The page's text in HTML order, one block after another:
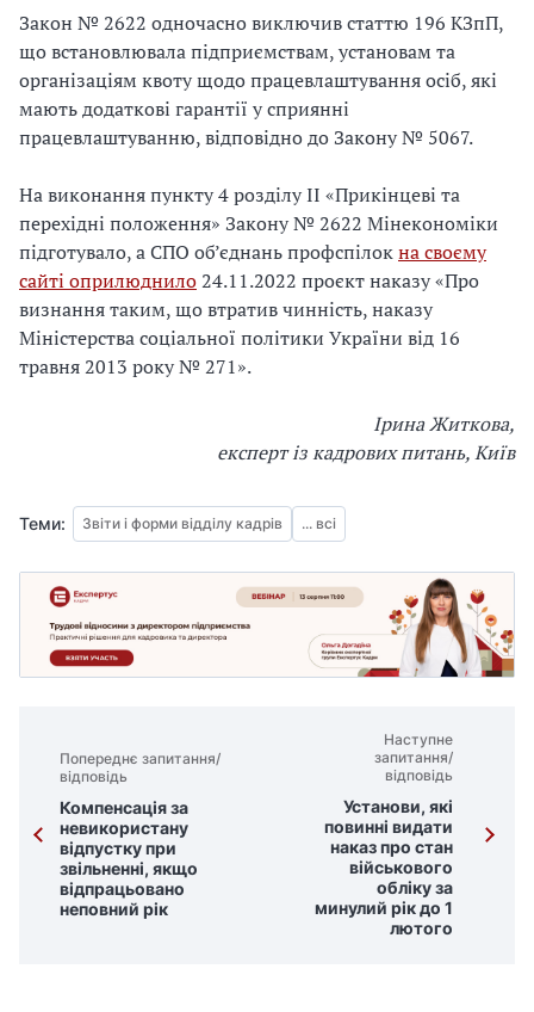
Закон № 2622 одночасно виключив статтю 196 КЗпП,
що встановлювала підприємствам, установам та
організаціям квоту щодо працевлаштування осіб, які
мають додаткові гарантії у сприянні
працевлаштуванню, відповідно до Закону № 5067.
На виконання пункту 4 розділу ІІ «Прикінцеві та
перехідні положення» Закону № 2622 Мінекономіки
підготувало, а СПО об’єднань профспілокна своєму
сайті оприлюднило24.11.2022 проєкт наказу «Про
визнання таким, що втратив чинність, наказу
Міністерства соціальної політики України від 16
травня 2013 року № 271».
Ірина Житкова,
експерт із кадрових питань, Київ
Теми: Звіти і форми відділу кадрів ... всі
Попереднє запитання/
відповідь
Компенсація за
невикористану
відпустку при
звільненні, якщо
відпрацьовано
неповний рік
Наступне
запитання/
відповідь
Установи, які
повинні видати
наказ про стан
військового
обліку за
минулий рік до 1
лютого